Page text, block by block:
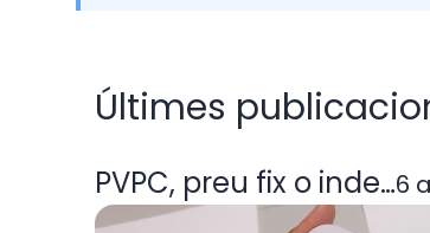
Últimes
PVPC, preu fix o 6